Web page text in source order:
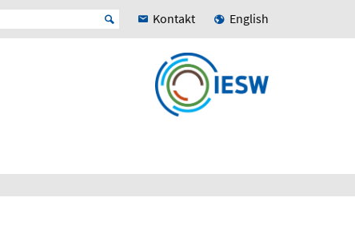
Kontakt English